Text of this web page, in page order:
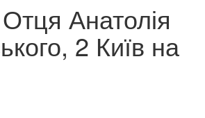
Анатолія
2 Київ на